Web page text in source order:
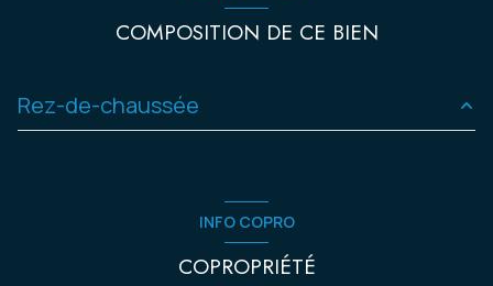
COMPOSITION DE CE BIEN
Rez-de-chaussée
INFO COPRO
COPROPRIÉTÉ